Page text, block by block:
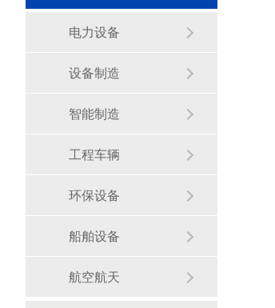
电力设备
设备制造
智能制造
工程车辆
环保设备
船舶设备
航空航天
和泉HG4G-V型 可编程显示器(12.1英寸)